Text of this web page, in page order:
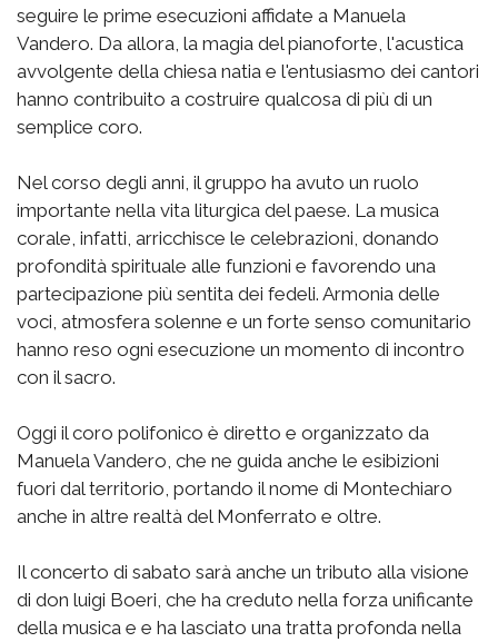
seguire le prime esecuzioni affidate a Manuela
Vandero. Da allora, la magia del pianoforte, l'acustica
avvolgente della chiesa natia e l'entusiasmo dei cantori
hanno contribuito a costruire qualcosa di più di un
semplice coro.
Nel corso degli anni, il gruppo ha avuto un ruolo
importante nella vita liturgica del paese. La musica
corale, infatti, arricchisce le celebrazioni, donando
profondità spirituale alle funzioni e favorendo una
partecipazione più sentita dei fedeli. Armonia delle
voci, atmosfera solenne e un forte senso comunitario
hanno reso ogni esecuzione un momento di incontro
con il sacro.
Oggi il coro polifonico è diretto e organizzato da
Manuela Vandero, che ne guida anche le esibizioni
fuori dal territorio, portando il nome di Montechiaro
anche in altre realtà del Monferrato e oltre.
Il concerto di sabato sarà anche un tributo alla visione
di don luigi Boeri, che ha creduto nella forza unificante
della musica e e ha lasciato una tratta profonda nella